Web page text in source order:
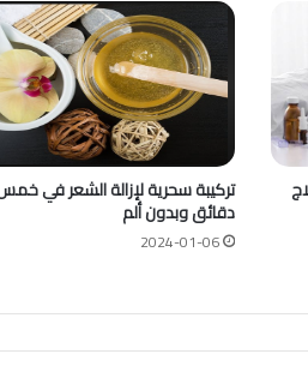
تركيبة سحرية لإزالة الشعر في
دقائق وبدون ألم
2024-01-06